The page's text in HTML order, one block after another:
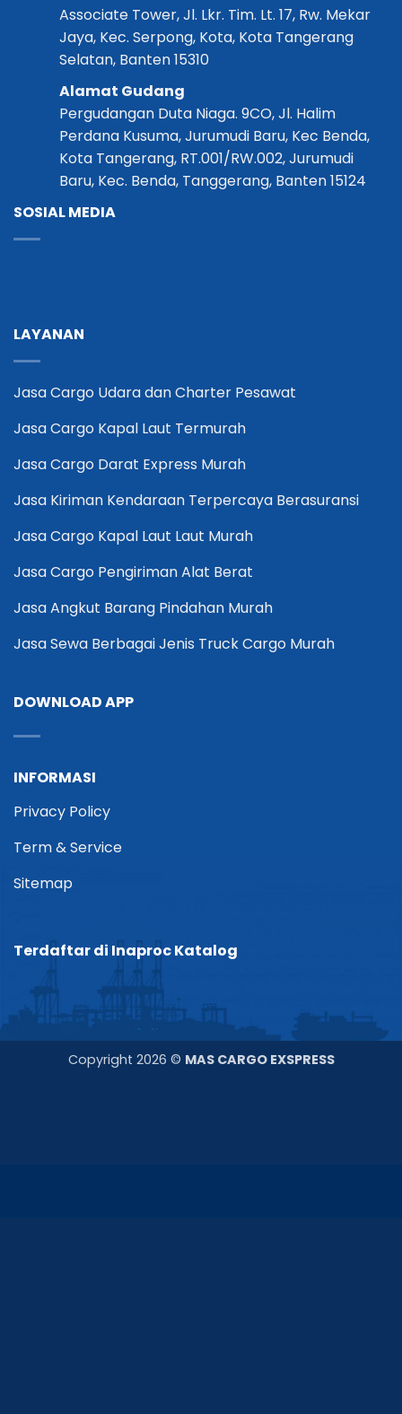
Associate Tower, Jl. Lkr. Tim. Lt. 17, Rw. Mekar
Jaya, Kec. Serpong, Kota, Kota Tangerang
Selatan, Banten 15310
Alamat Gudang
Pergudangan Duta Niaga. 9CO, Jl. Halim
Perdana Kusuma, Jurumudi Baru, Kec Benda,
Kota Tangerang, RT.001/RW.002, Jurumudi
Baru, Kec. Benda, Tanggerang, Banten 15124
SOSIAL MEDIA
LAYANAN
Jasa Cargo Udara dan Charter Pesawat
Jasa Cargo Kapal Laut Termurah
Jasa Cargo Darat Express Murah
Jasa Kiriman Kendaraan Terpercaya Berasuransi
Jasa Cargo Kapal Laut Laut Murah
Jasa Cargo Pengiriman Alat Berat
Jasa Angkut Barang Pindahan Murah
Jasa Sewa Berbagai Jenis Truck Cargo Murah
DOWNLOAD APP
INFORMASI
Privacy Policy
Term & Service
Sitemap
Terdaftar di Inaproc Katalog
Copyright 2026 © MAS CARGO EXSPRESS